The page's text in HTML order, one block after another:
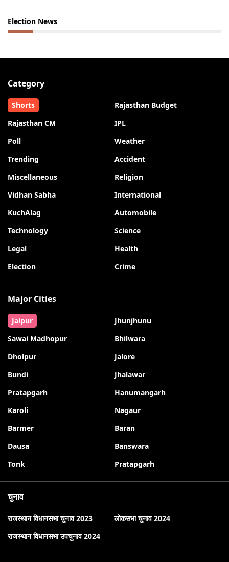
Election News
Category
Shorts
Rajasthan Budget
Rajasthan CM
IPL
Poll
Weather
Trending
Accident
Miscellaneous
Religion
Vidhan Sabha
International
KuchAlag
Automobile
Technology
Science
Legal
Health
Election
Crime
Major Cities
Jaipur
Jhunjhunu
Sawai Madhopur
Bhilwara
Dholpur
Jalore
Bundi
Jhalawar
Pratapgarh
Hanumangarh
Karoli
Nagaur
Barmer
Baran
Dausa
Banswara
Tonk
Pratapgarh
चुनाव
राजस्थान विधानसभा चुनाव 2023
लोकसभा चुनाव 2024
राजस्थान विधानसभा उपचुनाव 2024